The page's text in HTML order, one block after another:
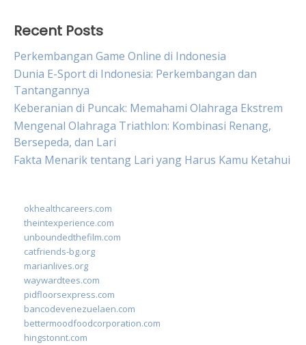
Recent Posts
Perkembangan Game Online di Indonesia
Dunia E-Sport di Indonesia: Perkembangan dan
Tantangannya
Keberanian di Puncak: Memahami Olahraga Ekstrem
Mengenal Olahraga Triathlon: Kombinasi Renang,
Bersepeda, dan Lari
Fakta Menarik tentang Lari yang Harus Kamu Ketahui
okhealthcareers.com
theintexperience.com
unboundedthefilm.com
catfriends-bg.org
marianlives.org
waywardtees.com
pidfloorsexpress.com
bancodevenezuelaen.com
bettermoodfoodcorporation.com
hingstonnt.com